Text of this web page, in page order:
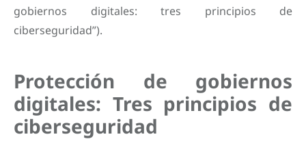
gobiernos digitales: tres principios de
ciberseguridad”).
Protección de gobiernos
digitales: Tres principios de
ciberseguridad